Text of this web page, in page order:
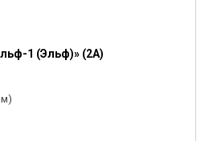
1 (Эльф)» (2А)